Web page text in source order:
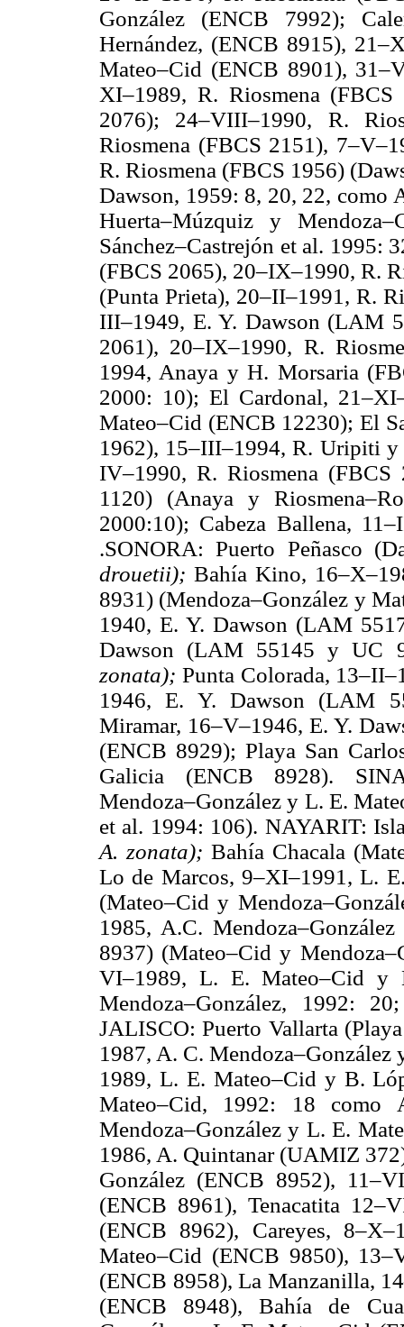
González (ENCB 7992);
Hernández, (ENCB 8915),
Mateo–Cid (ENCB 8901),
XI–1989, R. Riosmena
2076); 24–VIII–1990, R.
Riosmena (FBCS 2151),
R. Riosmena (FBCS 1956)
Dawson, 1959: 8, 20, 22, como
Huerta–Múzquiz y
Sánchez–Castrejón et al. 1995:
(FBCS 2065), 20–IX–1990, R.
(Punta Prieta), 20–II–1991, R.
III–1949, E. Y. Dawson (LAM
2061), 20–IX–1990, R.
1994, Anaya y H. Morsaria
2000: 10); El Cardonal,
Mateo–Cid (ENCB 12230); El
1962), 15–III–1994, R. Uripiti y
IV–1990, R. Riosmena
1120) (Anaya y
2000:10); Cabeza Ballena,
.SONORA: Puerto Peñasco
drouetii); Bahía Kino,
8931) (Mendoza–González y
1940, E. Y. Dawson (LAM
Dawson (LAM 55145 y UC
zonata); Punta Colorada,
1946, E. Y. Dawson (LAM
Miramar, 16–V–1946, E. Y.
(ENCB 8929); Playa San
Galicia (ENCB 8928).
Mendoza–González y L. E.
et al. 1994: 106). NAYARIT:
A. zonata); Bahía Chacala
Lo de Marcos, 9–XI–1991, L.
(Mateo–Cid y
1985, A.C.
8937) (Mateo–Cid y
VI–1989, L. E. Mateo–Cid y
Mendoza–González, 1992:
JALISCO: Puerto Vallarta
1987, A. C.
1989, L. E. Mateo–Cid y B.
Mateo–Cid, 1992: 18
Mendoza–González y L. E.
1986, A. Quintanar (UAMIZ
González (ENCB 8952),
(ENCB 8961), Tenacatita
(ENCB 8962), Careyes,
Mateo–Cid (ENCB 9850),
(ENCB 8958), La Manzanilla,
(ENCB 8948), Bahía de